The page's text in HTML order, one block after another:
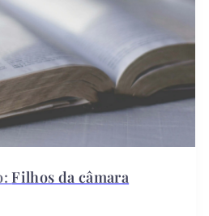
Filhos da câmara